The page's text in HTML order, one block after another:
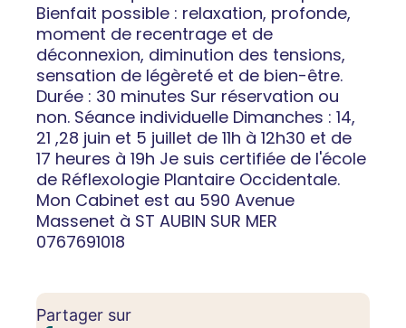
Bienfait possible : relaxation, profonde,
moment de recentrage et de
déconnexion, diminution des tensions,
sensation de légèreté et de bien-être.
Durée : 30 minutes Sur réservation ou
non. Séance individuelle Dimanches : 14,
21 ,28 juin et 5 juillet de 11h à 12h30 et de
17 heures à 19h Je suis certifiée de l'école
de Réflexologie Plantaire Occidentale.
Mon Cabinet est au 590 Avenue
Massenet à ST AUBIN SUR MER
0767691018
Partager sur